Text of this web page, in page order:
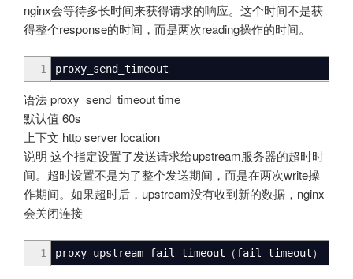
nginx会等待多长时间来获得请求的响应。这个时间不是获
得整个response的时间，而是两次reading操作的时间。
1 proxy_send_timeout
语法 proxy_send_timeout time
默认值 60s
上下文 http server location
说明 这个指定设置了发送请求给upstream服务器的超时时
间。超时设置不是为了整个发送期间，而是在两次write操
作期间。如果超时后，upstream没有收到新的数据，nginx
会关闭连接
1 proxy_upstream_fail_timeout （fail_timeout）